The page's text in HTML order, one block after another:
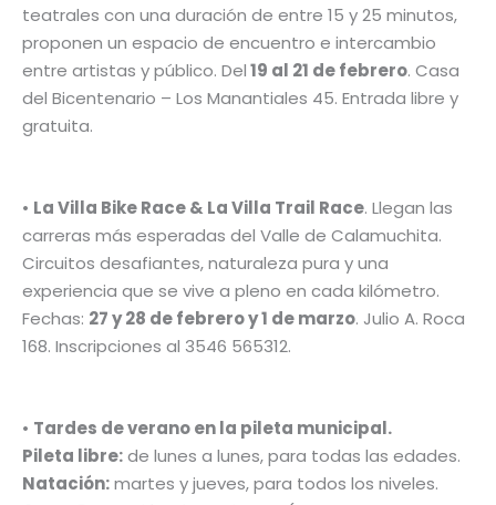
teatrales con una duración de entre 15 y 25 minutos,
proponen un espacio de encuentro e intercambio
entre artistas y público. Del19 al 21 de febrero. Casa
del Bicentenario – Los Manantiales 45. Entrada libre y
gratuita.
• La Villa Bike Race & La Villa Trail Race. Llegan las
carreras más esperadas del Valle de Calamuchita.
Circuitos desafiantes, naturaleza pura y una
experiencia que se vive a pleno en cada kilómetro.
Fechas: 27 y 28 de febrero y 1 de marzo. Julio A. Roca
168. Inscripciones al 3546 565312.
• Tardes de verano en la pileta municipal.
Pileta libre:de lunes a lunes, para todas las edades.
Natación:martes y jueves, para todos los niveles.